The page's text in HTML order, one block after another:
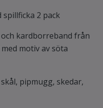
2 pack
och kardborreband från
motiv av söta
pipmugg, skedar,